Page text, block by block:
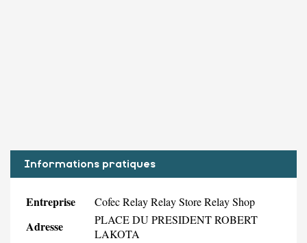
Informations pratiques
Entreprise Cofec Relay Relay Store Relay Shop
Adresse
PLACE DU PRESIDENT ROBERT
LAKOTA